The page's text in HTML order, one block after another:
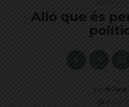
Alló que és
Per El Jardí
3 min.